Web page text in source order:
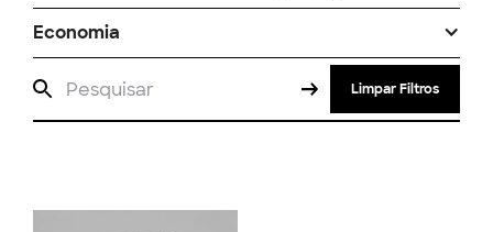
Economia
Limpar Filtros